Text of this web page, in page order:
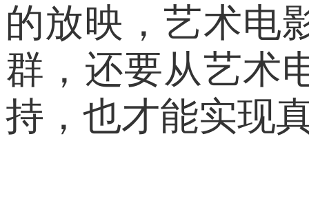
的放映，艺术电
群，还要从艺术
持，也才能实